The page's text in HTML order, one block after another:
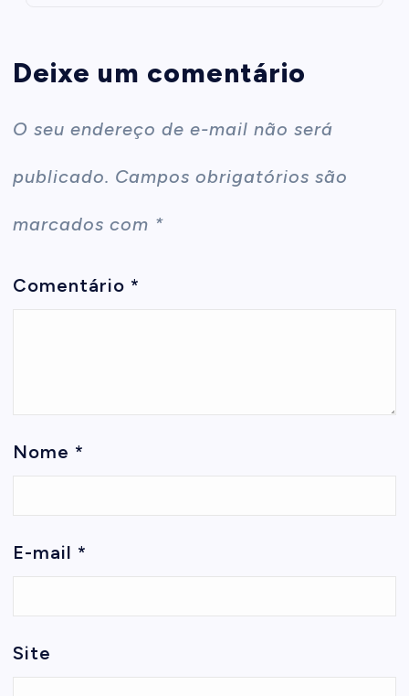
Deixe um comentário
O seu endereço de e-mail não será
publicado. Campos obrigatórios são
marcados com *
Comentário *
Nome *
E-mail *
Site